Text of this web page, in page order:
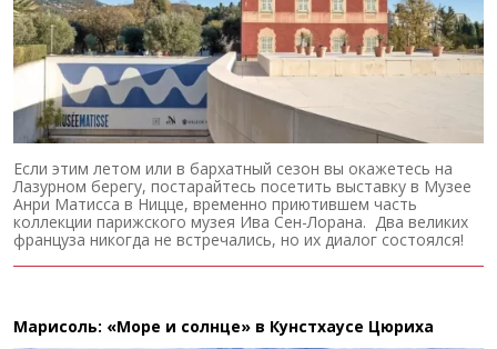
Если этим летом или в бархатный сезон вы окажетесь на
Лазурном берегу, постарайтесь посетить выставку в Музее
Анри Матисса в Ницце, временно приютившем часть
коллекции парижского музея Ива Сен-Лорана. Два великих
француза никогда не встречались, но их диалог состоялся!
Марисоль: «Море и солнце» в Кунстхаусе Цюриха